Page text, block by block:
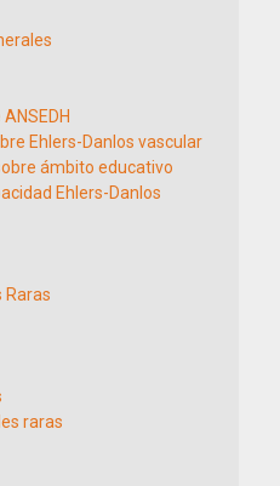
Ehlers-Danlos vascular
ámbito educativo
Ehlers-Danlos
Raras
raras